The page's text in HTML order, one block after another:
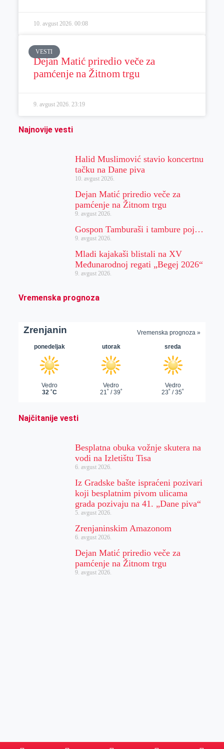
10. avgust 2026. 00:08
VESTI
Dejan Matić priredio veče za
pamćenje na Žitnom trgu
9. avgust 2026. 23:19
Najnovije vesti
Halid Muslimović stavio koncertnu
tačku na Dane piva
10. avgust 2026.
Dejan Matić priredio veče za
pamćenje na Žitnom trgu
9. avgust 2026.
Gospon Tamburaši i tambure poj…
9. avgust 2026.
Mladi kajakaši blistali na XV
Međunarodnoj regati „Begej 2026“
9. avgust 2026.
Vremenska prognoza
Najčitanije vesti
Besplatna obuka vožnje skutera na
vodi na Izletištu Tisa
6. avgust 2026.
Iz Gradske bašte ispraćeni pozivari
koji besplatnim pivom ulicama
grada pozivaju na 41. „Dane piva“
5. avgust 2026.
Zrenjaninskim Amazonom
6. avgust 2026.
Dejan Matić priredio veče za
pamćenje na Žitnom trgu
9. avgust 2026.